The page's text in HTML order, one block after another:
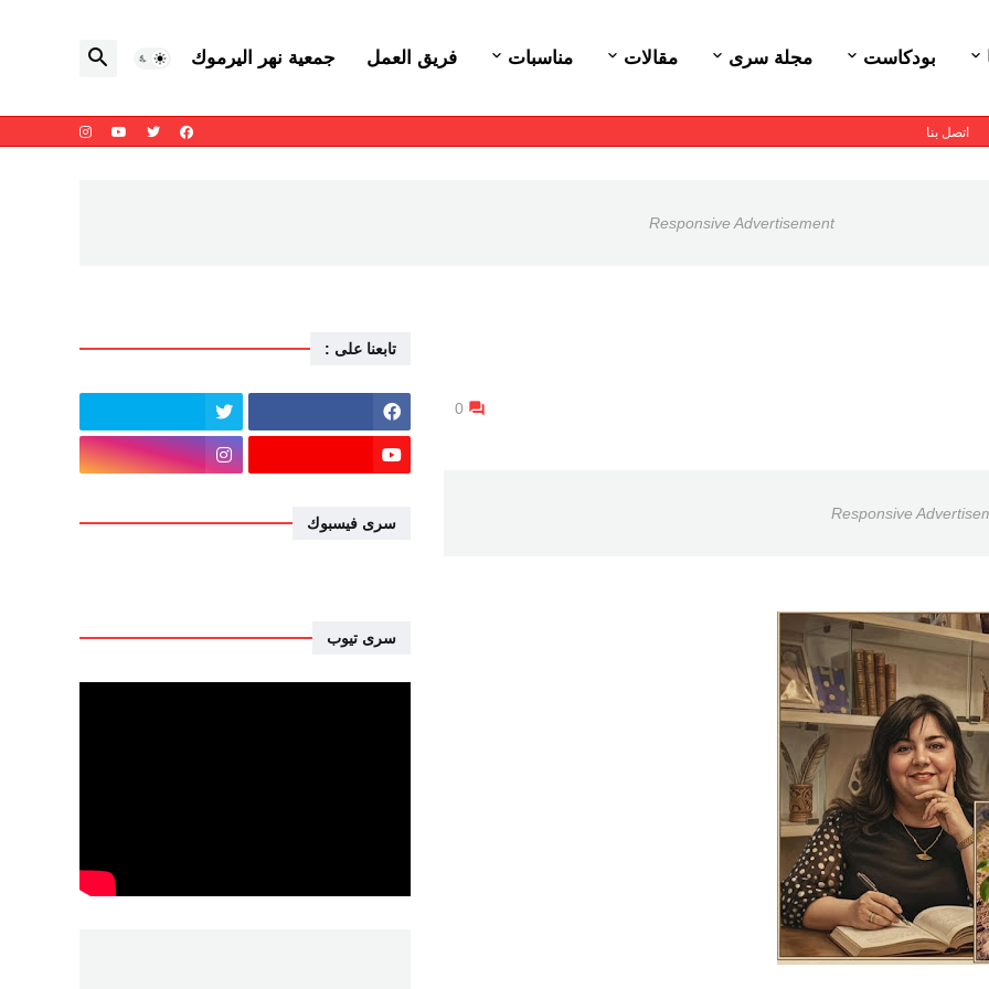
بودكاست مجلة سرى مقالات مناسبات فريق العمل جمعية نهر اليرموك
اتصل بنا
Responsive Advertisement
0
Responsive
تابعنا على :
سرى فيسبوك
سرى تيوب